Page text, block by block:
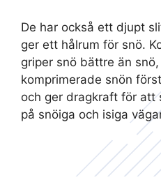
De har också ett djupt
ger ett hålrum för snö.
griper snö bättre än
komprimerade snön
och ger dragkraft för
på snöiga och isiga